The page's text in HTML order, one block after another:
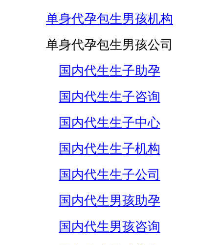
单身代孕包生男孩机构
单身代孕包生男孩公司
国内代生生子助孕
国内代生生子咨询
国内代生生子中心
国内代生生子机构
国内代生生子公司
国内代生男孩助孕
国内代生男孩咨询